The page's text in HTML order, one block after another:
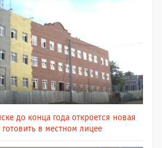
до конца года откроется новая
в местном лицее